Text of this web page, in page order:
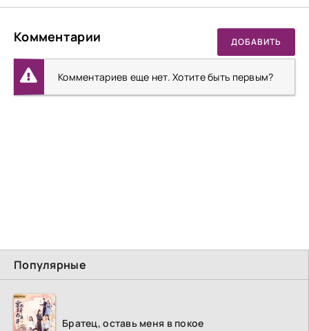
Популярные
Братец, оставь меня в покое
Комментарии ДОБАВИТЬ
Комментариев еще нет. Хотите быть первым?